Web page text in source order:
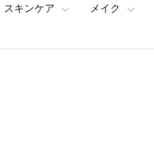
スキンケア メイク